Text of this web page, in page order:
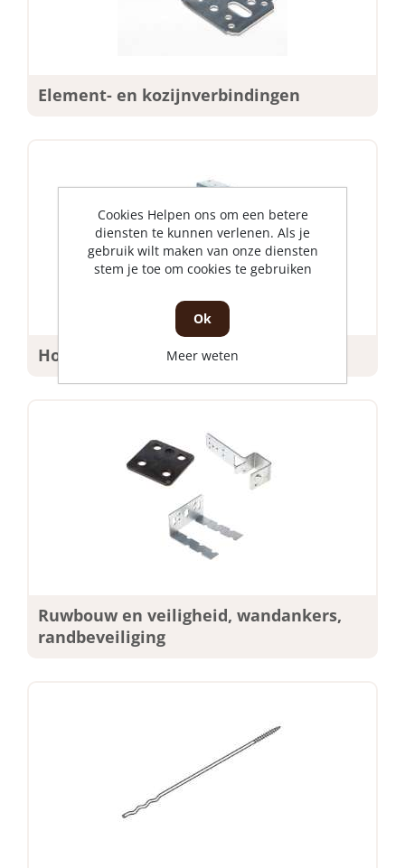
Element- en kozijnverbindingen
Houtverbindingen
Ruwbouw en veiligheid, wandankers,
randbeveiliging
Cookies Helpen ons om een betere
diensten te kunnen verlenen. Als je
gebruik wilt maken van onze diensten
stem je toe om cookies te gebruiken
Ok
Meer weten